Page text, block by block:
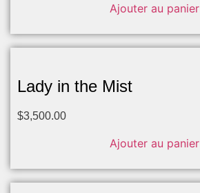
Ajouter au panier
Lady in the Mist
$3,500.00
Ajouter au panier